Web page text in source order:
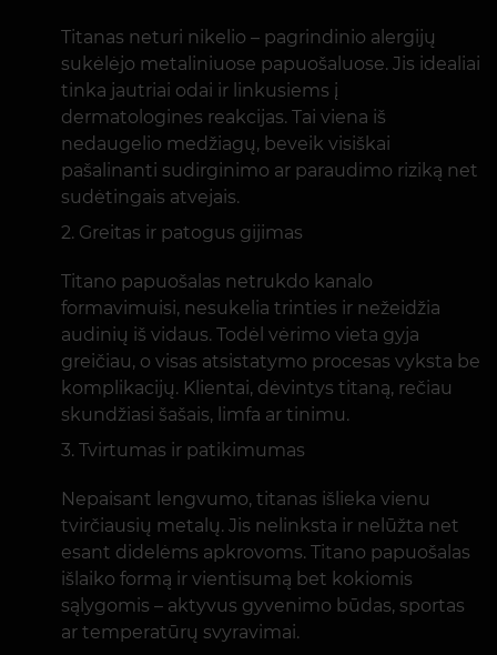
Titanas neturi nikelio – pagrindinio alergijų
sukėlėjo metaliniuose papuošaluose. Jis idealiai
tinka jautriai odai ir linkusiems į
dermatologines reakcijas. Tai viena iš
nedaugelio medžiagų, beveik visiškai
pašalinanti sudirginimo ar paraudimo riziką net
sudėtingais atvejais.
Greitas ir patogus gijimas
Titano papuošalas netrukdo kanalo
formavimuisi, nesukelia trinties ir nežeidžia
audinių iš vidaus. Todėl vėrimo vieta gyja
greičiau, o visas atsistatymo procesas vyksta be
komplikacijų. Klientai, dėvintys titaną, rečiau
skundžiasi šašais, limfa ar tinimu.
Tvirtumas ir patikimumas
Nepaisant lengvumo, titanas išlieka vienu
tvirčiausių metalų. Jis nelinksta ir nelūžta net
esant didelėms apkrovoms. Titano papuošalas
išlaiko formą ir vientisumą bet kokiomis
sąlygomis – aktyvus gyvenimo būdas, sportas
ar temperatūrų svyravimai.